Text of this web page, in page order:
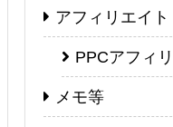
アフィリエイト
PPCアフィ
メモ等